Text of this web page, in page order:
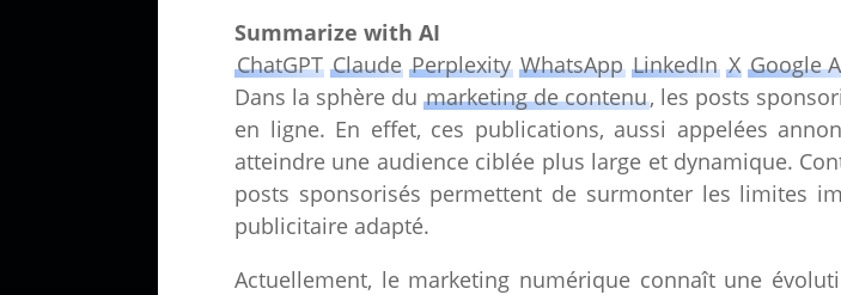
Summarize with AI
ChatGPT Claude Perplexity WhatsApp LinkedIn X Google
Dans la sphère dumarketing de contenu, les posts
en ligne. En effet, ces publications, aussi appelées
atteindre une audience ciblée plus large et dynamique.
posts sponsorisés permettent de surmonter les limites
publicitaire adapté.
Actuellement, le marketing numérique connaît une